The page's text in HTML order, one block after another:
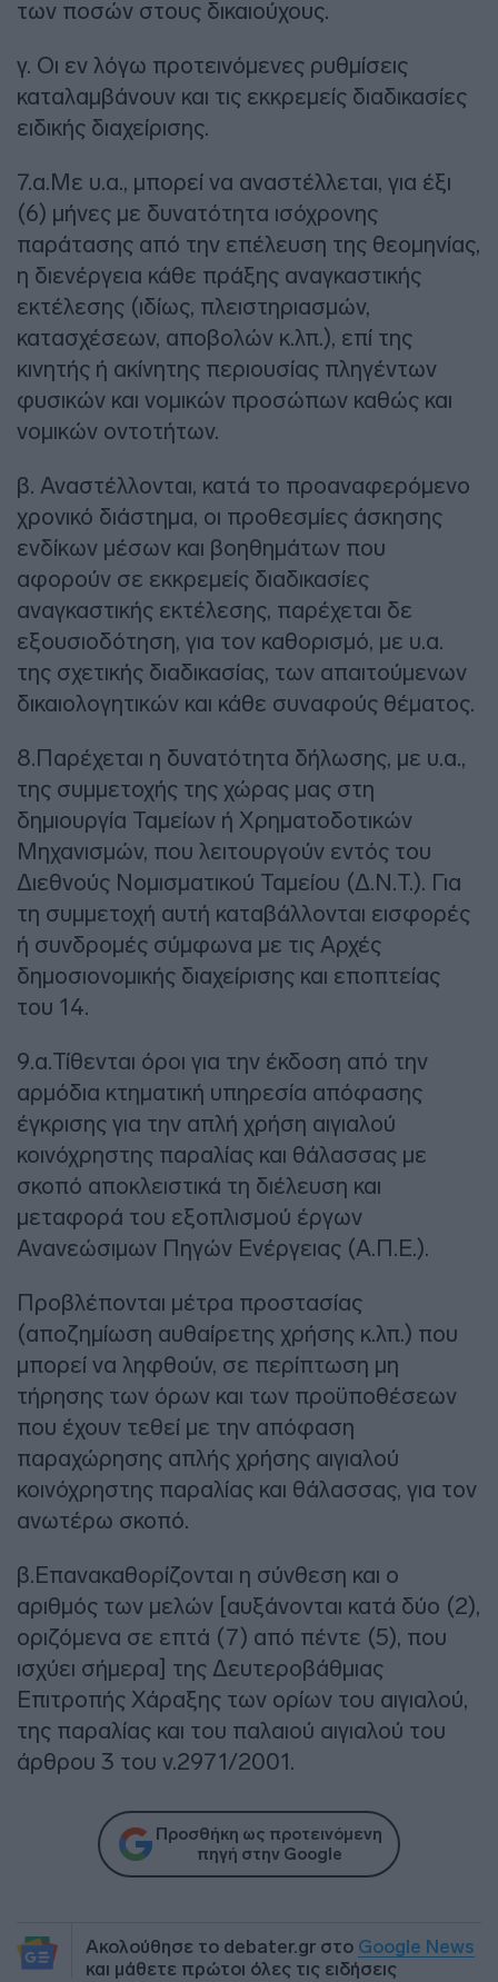
των ποσών στους δικαιούχους.
γ. Οι εν λόγω προτεινόμενες ρυθμίσεις
καταλαμβάνουν και τις εκκρεμείς διαδικασίες
ειδικής διαχείρισης.
7.α.Με υ.α., μπορεί να αναστέλλεται, για έξι
(6) μήνες με δυνατότητα ισόχρονης
παράτασης από την επέλευση της θεομηνίας,
η διενέργεια κάθε πράξης αναγκαστικής
εκτέλεσης (ιδίως, πλειστηριασμών,
κατασχέσεων, αποβολών κ.λπ.), επί της
κινητής ή ακίνητης περιουσίας πληγέντων
φυσικών και νομικών προσώπων καθώς και
νομικών οντοτήτων.
β. Αναστέλλονται, κατά το προαναφερόμενο
χρονικό διάστημα, οι προθεσμίες άσκησης
ενδίκων μέσων και βοηθημάτων που
αφορούν σε εκκρεμείς διαδικασίες
αναγκαστικής εκτέλεσης, παρέχεται δε
εξουσιοδότηση, για τον καθορισμό, με υ.α.
της σχετικής διαδικασίας, των απαιτούμενων
δικαιολογητικών και κάθε συναφούς θέματος.
8.Παρέχεται η δυνατότητα δήλωσης, με υ.α.,
της συμμετοχής της χώρας μας στη
δημιουργία Ταμείων ή Χρηματοδοτικών
Μηχανισμών, που λειτουργούν εντός του
Διεθνούς Νομισματικού Ταμείου (Δ.Ν.Τ.). Για
τη συμμετοχή αυτή καταβάλλονται εισφορές
ή συνδρομές σύμφωνα με τις Αρχές
δημοσιονομικής διαχείρισης και εποπτείας
του 14.
9.α.Τίθενται όροι για την έκδοση από την
αρμόδια κτηματική υπηρεσία απόφασης
έγκρισης για την απλή χρήση αιγιαλού
κοινόχρηστης παραλίας και θάλασσας με
σκοπό αποκλειστικά τη διέλευση και
μεταφορά του εξοπλισμού έργων
Ανανεώσιμων Πηγών Ενέργειας (Α.Π.Ε.).
Προβλέπονται μέτρα προστασίας
(αποζημίωση αυθαίρετης χρήσης κ.λπ.) που
μπορεί να ληφθούν, σε περίπτωση μη
τήρησης των όρων και των προϋποθέσεων
που έχουν τεθεί με την απόφαση
παραχώρησης απλής χρήσης αιγιαλού
κοινόχρηστης παραλίας και θάλασσας, για τον
ανωτέρω σκοπό.
β.Επανακαθορίζονται η σύνθεση και ο
αριθμός των μελών [αυξάνονται κατά δύο (2),
οριζόμενα σε επτά (7) από πέντε (5), που
ισχύει σήμερα] της Δευτεροβάθμιας
Επιτροπής Χάραξης των ορίων του αιγιαλού,
της παραλίας και του παλαιού αιγιαλού του
άρθρου 3 του ν.2971/2001.
Προσθήκη ως προτεινόμενη
πηγή στην Google
Ακολούθησε το debater.gr στο Google News
και μάθετε πρώτοι όλες τις ειδήσεις